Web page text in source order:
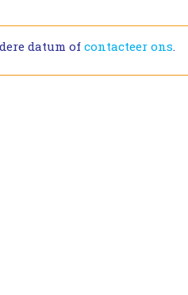
datum of contacteer ons